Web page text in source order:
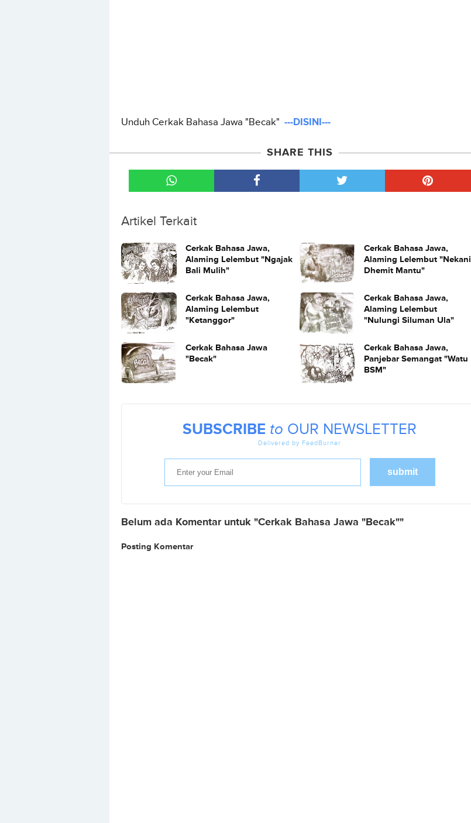
Unduh Cerkak Bahasa Jawa "Becak" ---DISINI---
SHARE THIS
Artikel Terkait
Cerkak Bahasa Jawa,
Alaming Lelembut "Ngajak
Bali Mulih"
Cerkak Bahasa Jawa,
Alaming Lelembut "Nekani
Dhemit Mantu"
Cerkak Bahasa Jawa,
Alaming Lelembut
"Ketanggor"
Cerkak Bahasa Jawa,
Alaming Lelembut
"Nulungi Siluman Ula"
Cerkak Bahasa Jawa
"Becak"
Cerkak Bahasa Jawa,
Panjebar Semangat "Watu
BSM"
SUBSCRIBE to OUR NEWSLETTER
Delivered by FeedBurner
Belum ada Komentar untuk "Cerkak Bahasa Jawa "Becak""
Posting Komentar